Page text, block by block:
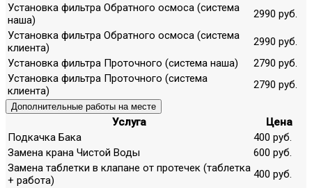
Установка фильтра Обратного осмоса (система
наша)
2990 руб.
Установка фильтра Обратного осмоса (система
клиента)
2990 руб.
Установка фильтра Проточного (система наша)
2790 руб.
Установка фильтра Проточного (система
клиента)
2790 руб.
Дополнительные работы на месте
Услуга
Цена
Подкачка Бака
400 руб.
Замена крана Чистой Воды
600 руб.
Замена таблетки в клапане от протечек (таблетка
+ работа)
400 руб.